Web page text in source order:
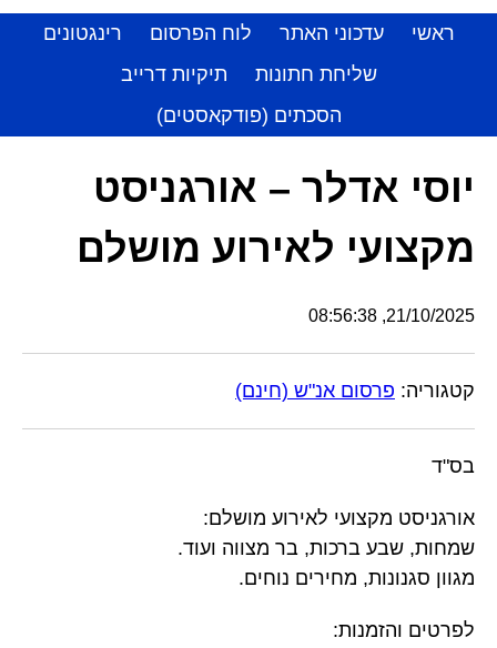
ראשי עדכוני האתר לוח הפרסום
רינגטונים
שליחת חתונות
תיקיות דרייב
הסכתים (פודקאסטים)
יוסי אדלר – אורגניסט
מקצועי לאירוע מושלם
21/10/2025, 08:56:38
קטגוריה: פרסום אנ"ש (חינם)
בס"ד
אורגניסט מקצועי לאירוע מושלם:
שמחות, שבע ברכות, בר מצווה ועוד.
מגוון סגנונות, מחירים נוחים.
לפרטים והזמנות: